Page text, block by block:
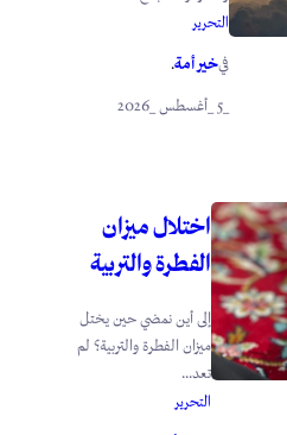
التحرير
فيخير أمة.
_5 _أغسطس _2026
اختلال ميزان
الفطرة والتربية
إلى أين نمضي حين يختل
ميزان الفطرة والتربية؟ لم
تعد...
التحرير